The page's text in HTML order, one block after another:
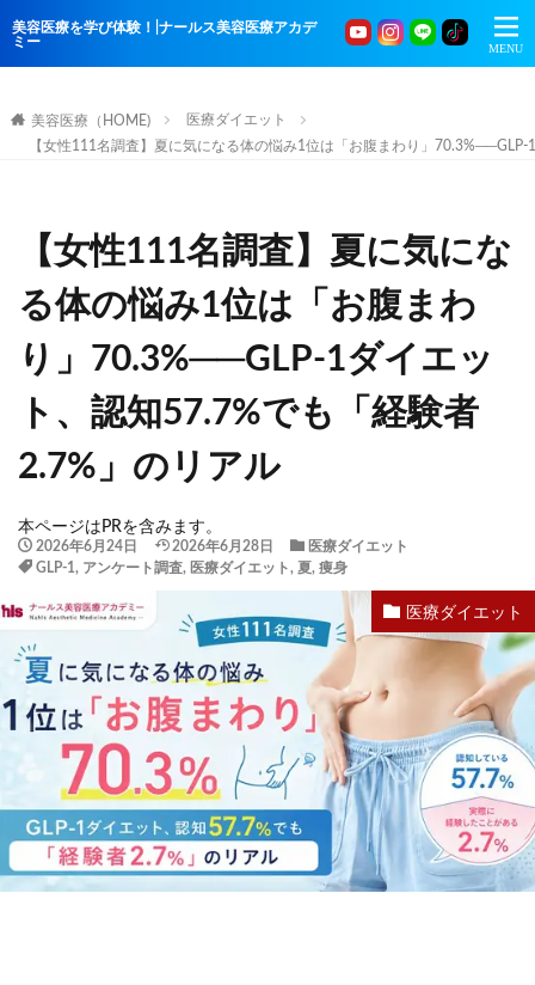
美容医療を学び体験！|ナールス美容医療アカデ
ミー
美容医療（HOME)
医療ダイエット
【女性111名調査】夏に気になる体の悩み1位は「お腹まわり」
【女性111名調査】夏に気にな
る体の悩み1位は「お腹まわ
り」70.3%──GLP-1ダイエッ
ト、認知57.7%でも「経験者
2.7%」のリアル
本ページはPRを含みます。
2026年6月24日 2026年6月28日
医療ダイエット
GLP-1, アンケート調査, 医療ダイエット, 夏, 痩身
医療ダイエット